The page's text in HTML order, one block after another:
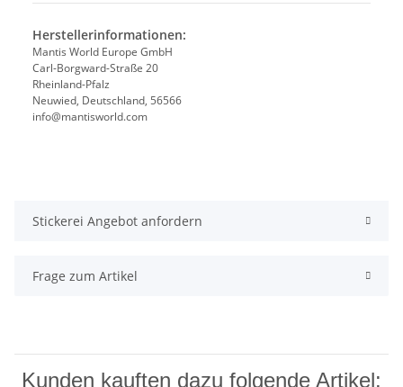
Herstellerinformationen:
Mantis World Europe GmbH
Carl-Borgward-Straße 20
Rheinland-Pfalz
Neuwied, Deutschland, 56566
info@mantisworld.com
Stickerei Angebot anfordern
Frage zum Artikel
Kunden kauften dazu folgende Artikel: